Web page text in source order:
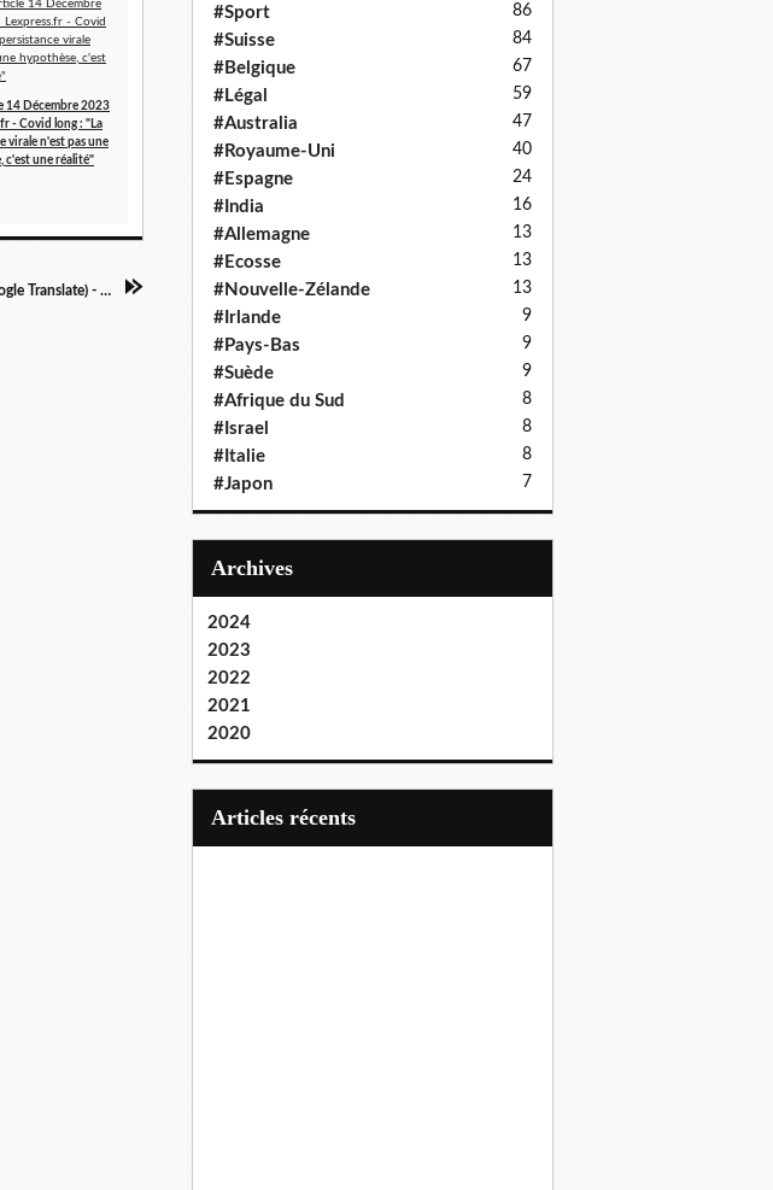
14 Décembre 2023
- Covid long : "La
virale n'est pas une
c'est une réalité"
Article 2 août 2020 - (traduction de l'espagnol par Google Translate) - Affecté par Covid persistant: "Le SEMG entame une étude pour tenter de donner des réponses à l'un des groupes les plus oubliés de la pandémie"
#Sport 86
#Suisse 84
#Belgique 67
#Légal 59
#Australia 47
#Royaume-Uni 40
#Espagne 24
#India 16
#Allemagne 13
#Ecosse 13
#Nouvelle-Zélande 13
#Irlande 9
#Pays-Bas 9
#Suède 9
#Afrique du Sud 8
#Israel 8
#Italie 8
#Japon 7
Archives
2024
2023
2022
2021
2020
articles récents